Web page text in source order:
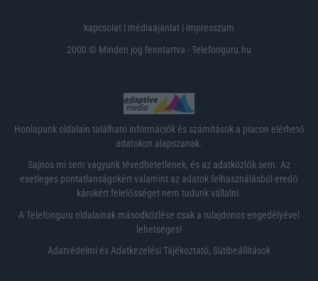
kapcsolat | médiaajánlat | impresszum
2000 © Minden jog fenntartva - Telefonguru.hu
Honlapunk oldalain található információk és számítások a piacon elérhető
adatokon alapszanak.
Sajnos mi sem vagyunk tévedhetetlenek, és az adatközlők sem. Az
esetleges pontatlanságokért valamint az adatok felhasználásból eredő
károkért felelősséget nem tudunk vállalni.
A Telefonguru oldalainak másodközlése csak a tulajdonos engedélyével
lehetséges!
Adatvédelmi és Adatkezelési Tájékoztató, Sütibeállítások